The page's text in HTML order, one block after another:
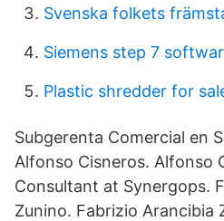
Svenska folkets
Siemens step 7
Plastic shredder for
Subgerenta Comercial en
Alfonso Cisneros. Alfonso
Consultant at Synergops.
Zunino. Fabrizio Arancibia